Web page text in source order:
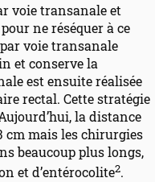
voie transanale et
ne réséquer à ce
voie transanale
et conserve la
est ensuite réalisée
rectal. Cette stratégie
la distance
cm mais les chirurgies
beaucoup plus longs,
et d’entérocolite2.